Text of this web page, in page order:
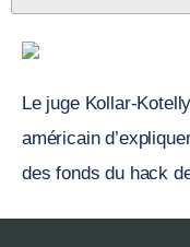
Le juge Kollar-
américain
des fonds du hack